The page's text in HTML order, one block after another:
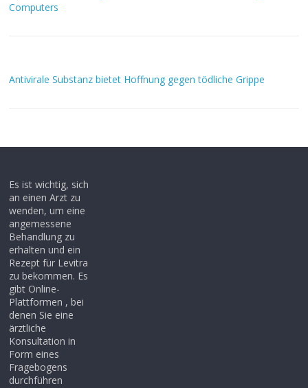
Computers
Antivirale Substanz bietet Hoffnung gegen tödliche Grippe
Es ist wichtig, sich
an einen Arzt zu
wenden, um eine
angemessene
Behandlung zu
erhalten und ein
Rezept für Levitra
zu bekommen. Es
gibt Online-
Plattformen , bei
denen Sie eine
ärztliche
Konsultation in
Form eines
Fragebogens
durchführen